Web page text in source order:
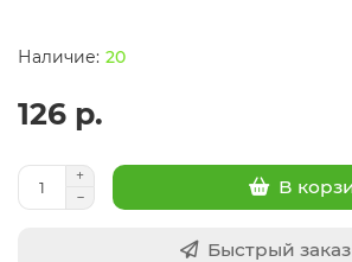
20
126 р.
В
Быстрый заказ